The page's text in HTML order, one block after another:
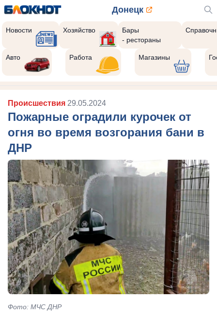
Донецк
Новости Хозяйство
Бары
- рестораны
Авто Работа Магазины
Происшествия 29.05.2024
Пожарные оградили курочек от
огня во время возгорания бани в
ДНР
Фото: МЧС ДНР